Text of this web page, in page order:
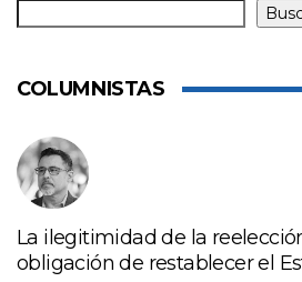
COLUMNISTAS
La ilegitimidad de la
obligación de restablecer el